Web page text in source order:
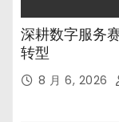
深耕数字服务
转型
8 月 6, 2026